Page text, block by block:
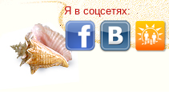
Я в соцсетях: